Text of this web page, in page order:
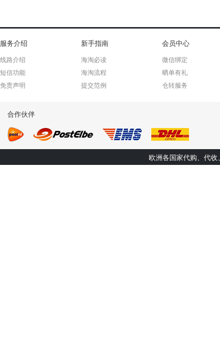
服务介绍
线路介绍
短信功能
免责声明
新手指南
海淘必读
海淘流程
提交范例
会员中心
微信绑定
晒单有礼
仓转服务
合作伙伴
欧洲各国家代购、代